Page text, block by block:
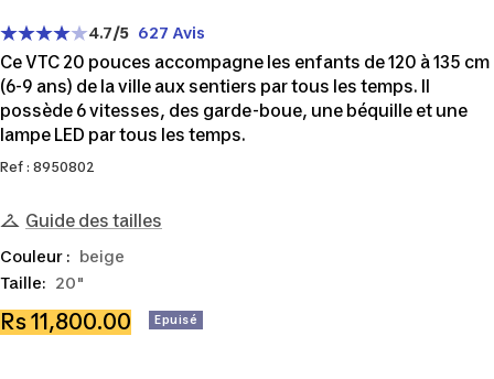
4.7/5 627 Avis
Ce VTC 20 pouces accompagne les enfants de 120 à 135 cm
(6-9 ans) de la ville aux sentiers par tous les temps. Il
possède 6 vitesses, des garde-boue, une béquille et une
lampe LED par tous les temps.
Ref : 8950802
Guide des tailles
Taille: 20"
Couleur : beige
Prix
Rs 11,800.00 Epuisé